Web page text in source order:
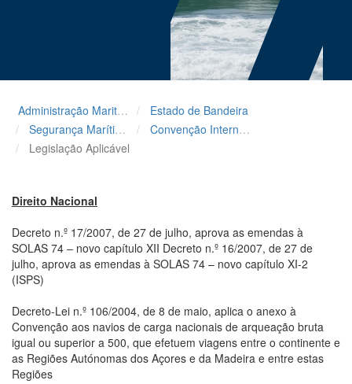
Administração Maritima
Estado de Bandeira
Segurança Marítima
Convenção Internacional para a Salvaguarda da Vida Humana no Mar (SOLAS)
Legislação Aplicável
Direito Nacional
Decreto n.º 17/2007, de 27 de julho, aprova as emendas à
SOLAS 74 – novo capítulo XII Decreto n.º 16/2007, de 27 de
julho, aprova as emendas à SOLAS 74 – novo capítulo XI-2
(ISPS)
Decreto-Lei n.º 106/2004, de 8 de maio, aplica o anexo à
Convenção aos navios de carga nacionais de arqueação bruta
igual ou superior a 500, que efetuem viagens entre o continente e
as Regiões Autónomas dos Açores e da Madeira e entre estas
Regiões